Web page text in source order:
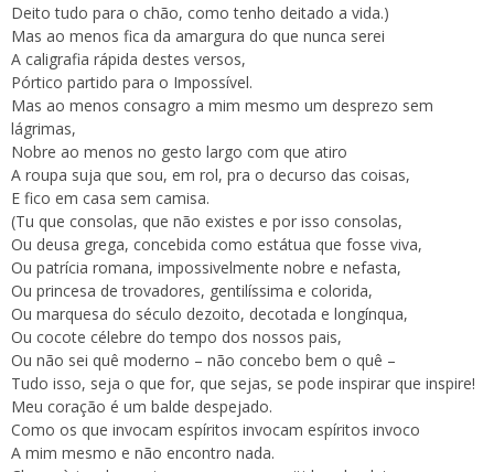
Deito tudo para o chão, como tenho deitado a vida.)
Mas ao menos fica da amargura do que nunca serei
A caligrafia rápida destes versos,
Pórtico partido para o Impossível.
Mas ao menos consagro a mim mesmo um desprezo sem
lágrimas,
Nobre ao menos no gesto largo com que atiro
A roupa suja que sou, em rol, pra o decurso das coisas,
E fico em casa sem camisa.
(Tu que consolas, que não existes e por isso consolas,
Ou deusa grega, concebida como estátua que fosse viva,
Ou patrícia romana, impossivelmente nobre e nefasta,
Ou princesa de trovadores, gentilíssima e colorida,
Ou marquesa do século dezoito, decotada e longínqua,
Ou cocote célebre do tempo dos nossos pais,
Ou não sei quê moderno – não concebo bem o quê –
Tudo isso, seja o que for, que sejas, se pode inspirar que inspire!
Meu coração é um balde despejado.
Como os que invocam espíritos invocam espíritos invoco
A mim mesmo e não encontro nada.